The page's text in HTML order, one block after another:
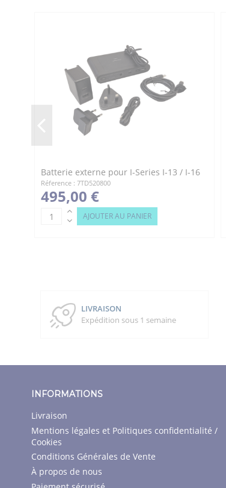
Batterie externe pour I-Series I-13 / I-16
Réference : 7TD520800
495,00 €
AJOUTER AU PANIER
LIVRAISON
Expédition sous 1 semaine
INFORMATIONS
Livraison
Mentions légales et Politiques confidentialité /
Cookies
Conditions Générales de Vente
À propos de nous